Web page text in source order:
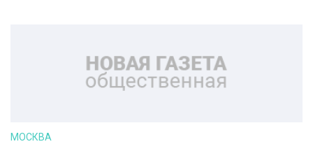
МОСКВА